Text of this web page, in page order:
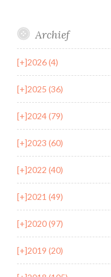
Archief
[+]2026 (4)
[+]2025 (36)
[+]2024 (79)
[+]2023 (60)
[+]2022 (40)
[+]2021 (49)
[+]2020 (97)
[+]2019 (20)